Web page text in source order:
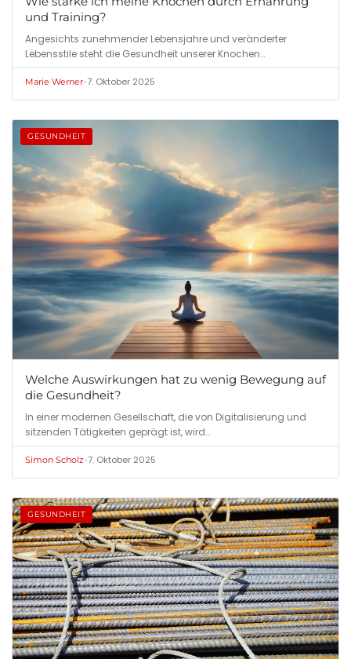
und Training?
Angesichts zunehmender Lebensjahre und veränderter
Lebensstile steht die Gesundheit unserer Knochen…
Marie Werner•7. Oktober 2025
GESUNDHEIT
Welche Auswirkungen hat zu wenig Bewegung auf
die Gesundheit?
In einer modernen Gesellschaft, die von Digitalisierung und
sitzenden Tätigkeiten geprägt ist, wird…
Simon Scholz•7. Oktober 2025
GESUNDHEIT